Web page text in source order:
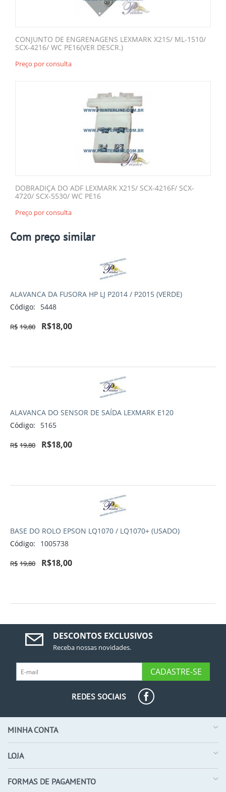
CONJUNTO DE ENGRENAGENS LEXMARK X215/ ML-1510/
SCX-4216/ WC PE16(VER DESCR.)
Preço por consulta
DOBRADIÇA DO ADF LEXMARK X215/ SCX-4216F/ SCX-
4720/ SCX-5530/ WC PE16
Preço por consulta
Com preço similar
ALAVANCA DA FUSORA HP LJ P2014 / P2015 (VERDE)
Código:
5448
R$ 19,80 R$18,00
ALAVANCA DO SENSOR DE SAÍDA LEXMARK E120
Código:
5165
R$ 19,80 R$18,00
BASE DO ROLO EPSON LQ1070 / LQ1070+ (USADO)
Código:
1005738
R$ 19,80 R$18,00
DESCONTOS EXCLUSIVOS
Receba nossas novidades.
CADASTRE-SE
REDES SOCIAIS
MINHA CONTA
LOJA
FORMAS DE PAGAMENTO